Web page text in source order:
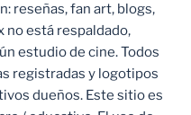
reseñas, fan art, blogs,
no está respaldado,
estudio de cine. Todos
registradas y logotipos
dueños. Este sitio es